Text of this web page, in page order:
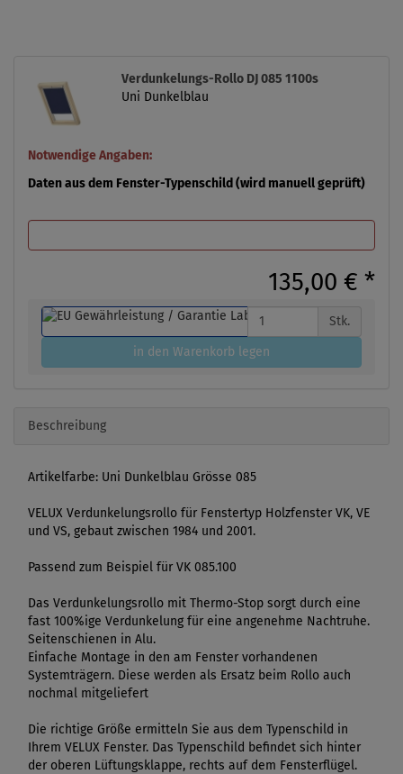
Verdunkelungs-Rollo DJ 085 1100s
Uni Dunkelblau
Notwendige Angaben:
Daten aus dem Fenster-Typenschild (wird manuell geprüft)
135,00 € *
Stk.
in den Warenkorb legen
Beschreibung
Artikelfarbe: Uni Dunkelblau Grösse 085
VELUX Verdunkelungsrollo für Fenstertyp Holzfenster VK, VE
und VS, gebaut zwischen 1984 und 2001.
Passend zum Beispiel für VK 085.100
Das Verdunkelungsrollo mit Thermo-Stop sorgt durch eine
fast 100%ige Verdunkelung für eine angenehme Nachtruhe.
Seitenschienen in Alu.
Einfache Montage in den am Fenster vorhandenen
Systemträgern. Diese werden als Ersatz beim Rollo auch
nochmal mitgeliefert
Die richtige Größe ermitteln Sie aus dem Typenschild in
Ihrem VELUX Fenster. Das Typenschild befindet sich hinter
der oberen Lüftungsklappe, rechts auf dem Fensterflügel.